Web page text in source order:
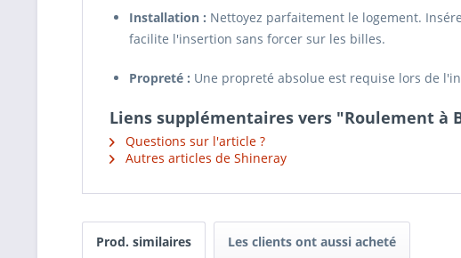
Installation : Nettoyez parfaitement le logement.
facilite l'insertion sans forcer sur les billes.
Propreté : Une propreté absolue est requise lors de
Liens supplémentaires vers "Roulement à
Questions sur l'article ?
Autres articles de Shineray
Prod. similaires Les clients ont aussi acheté